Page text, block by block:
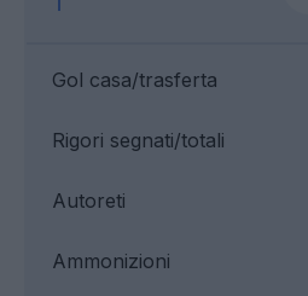
Gol casa/trasferta
Ammonizioni
Rigori segnati/totali
Autoreti